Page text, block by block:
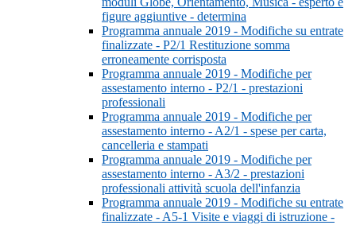
figure aggiuntive - determina
Programma annuale 2019 - Modifiche su entrate
finalizzate - P2/1 Restituzione somma
erroneamente corrisposta
Programma annuale 2019 - Modifiche per
assestamento interno - P2/1 - prestazioni
professionali
Programma annuale 2019 - Modifiche per
assestamento interno - A2/1 - spese per carta,
cancelleria e stampati
Programma annuale 2019 - Modifiche per
assestamento interno - A3/2 - prestazioni
professionali attività scuola dell'infanzia
Programma annuale 2019 - Modifiche su entrate
finalizzate - A5-1 Visite e viaggi di istruzione -